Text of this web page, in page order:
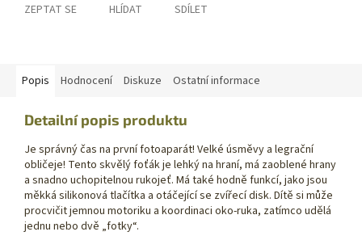
ZEPTAT SE HLÍDAT SDÍLET
Popis Hodnocení Diskuze Ostatní informace
Detailní popis produktu
Je správný čas na první fotoaparát! Velké úsměvy a legrační
obličeje! Tento skvělý foťák je lehký na hraní, má zaoblené hrany
a snadno uchopitelnou rukojeť. Má také hodně funkcí, jako jsou
měkká silikonová tlačítka a otáčející se zvířecí disk. Dítě si může
procvičit jemnou motoriku a koordinaci oko-ruka, zatímco udělá
jednu nebo dvě „fotky“.